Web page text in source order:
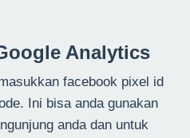
Analytics
facebook pixel id
Ini bisa anda gunakan
anda dan untuk